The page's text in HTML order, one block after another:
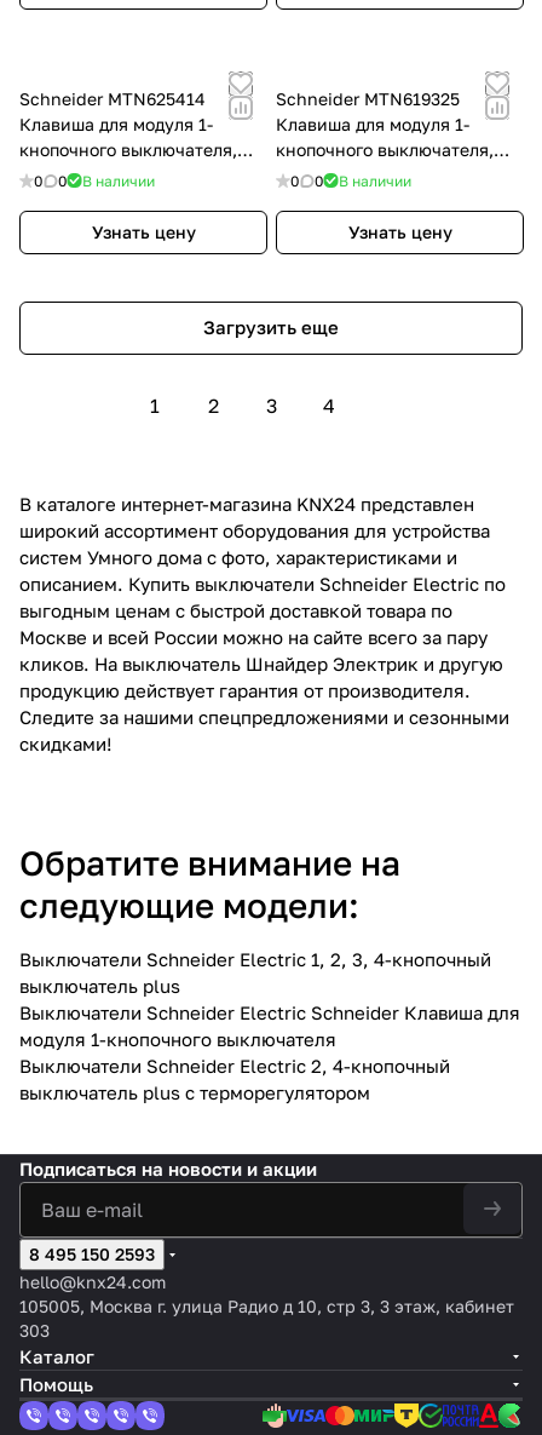
Schneider MTN625414
Клавиша для модуля 1-
кнопочного выключателя,
SM, цвет: Антрацит, оттенок:
0 0 В наличии
Узнать цену
Schneider MTN619325
Клавиша для модуля 1-
кнопочного выключателя,
SM, цвет: Белый, оттенок:
0 0 В наличии
Узнать цену
Загрузить еще
1 2 3 4
В каталоге интернет-магазина KNX24 представлен
широкий ассортимент оборудования для устройства
систем Умного дома с фото, характеристиками и
описанием. Купить выключатели Schneider Electric по
выгодным ценам с быстрой доставкой товара по
Москве и всей России можно на сайте всего за пару
кликов. На выключатель Шнайдер Электрик и другую
продукцию действует гарантия от производителя.
Следите за нашими спецпредложениями и сезонными
скидками!
Обратите внимание на
следующие модели:
Выключатели Schneider Electric 1, 2, 3, 4-кнопочный
выключатель plus
Выключатели Schneider Electric Schneider Клавиша для
модуля 1-кнопочного выключателя
Выключатели Schneider Electric 2, 4-кнопочный
выключатель plus с терморегулятором
Подписаться на новости и акции
8 495 150 2593
hello@knx24.com
105005, Москва г. улица Радио д 10, стр 3, 3 этаж, кабинет
303
Каталог
Помощь